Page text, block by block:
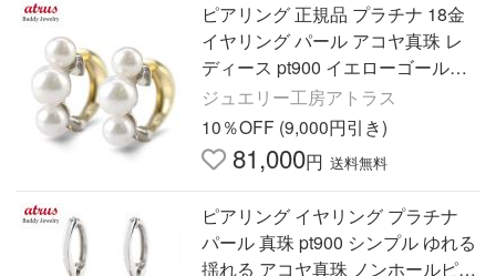
ピアリング 正規品 プラチナ 18金
イヤリング パール アコヤ真珠 レ
ディース pt900 イエローゴールドk
18 コンビ ゴールド あすつく 送料
無料 セール sale
ジュエリー工房アトラス
10％OFF (9,000円引き)
81,000円 送料無料
ピアリング イヤリング プラチナ
パール 真珠 pt900 シンプル ゆれる
揺れる アコヤ真珠 ノンホールピア